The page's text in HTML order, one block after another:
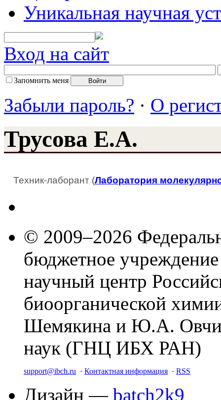
Уникальная научная
Вход на сайт
Запомнить меня
Забыли пароль? · О
Трусова Е.А.
Техник-лаборант (Лаборатория
© 2009–2026
бюджетное
научный центр
биоорганической
Шемякина и Ю.А.
наук (ГНЦ ИБХ РАН)
support@ibch.ru · Контактная информация · RSS
Дизайн — batch2k9